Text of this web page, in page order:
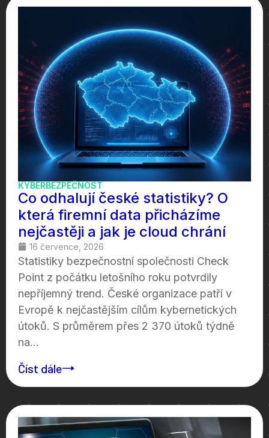
KYBERBEZPEČNOST
Co odhalují české statistiky? O
která firemní data přicházíme
nejčastěji a jak je cloud chrání
16 července, 2026
Statistiky bezpečnostní společnosti Check
Point z počátku letošního roku potvrdily
nepříjemný trend. České organizace patří v
Evropě k nejčastějším cílům kybernetických
útoků. S průměrem přes 2 370 útoků týdně
na...
Číst dále